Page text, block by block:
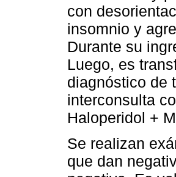
con
insomnio y
Durante su
Luego, es
diagnóstico de
interconsulta
Haloperidol +
Se realizan
que dan